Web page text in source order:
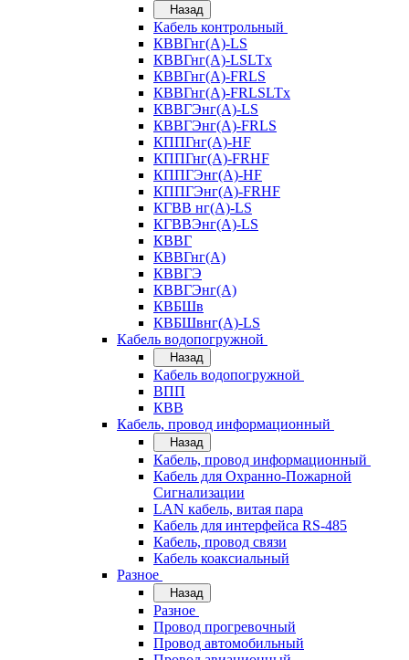
Назад
Кабель контрольный
КВВГнг(А)-LS
КВВГнг(А)-LSLTx
КВВГнг(А)-FRLS
КВВГнг(А)-FRLSLTx
КВВГЭнг(А)-LS
КВВГЭнг(А)-FRLS
КППГнг(А)-HF
КППГнг(А)-FRHF
КППГЭнг(А)-HF
КППГЭнг(А)-FRHF
КГВВ нг(А)-LS
КГВВЭнг(А)-LS
КВВГ
КВВГнг(А)
КВВГЭ
КВВГЭнг(А)
КВБШв
КВБШвнг(А)-LS
Кабель водопогружной
Назад
Кабель водопогружной
ВПП
КВВ
Кабель, провод информационный
Назад
Кабель, провод информационный
Кабель для Охранно-Пожарной
Сигнализации
LAN кабель, витая пара
Кабель для интерфейса RS-485
Кабель, провод связи
Кабель коаксиальный
Разное
Назад
Разное
Провод прогревочный
Провод автомобильный